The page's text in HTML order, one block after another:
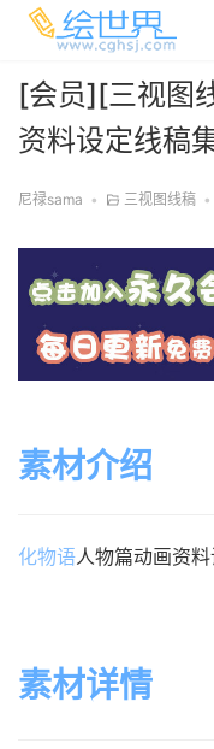
[会员][三视图
资料设定线稿
尼禄sama • 三视图线稿 •
素材介绍
化物语人物篇动画资料
素材详情